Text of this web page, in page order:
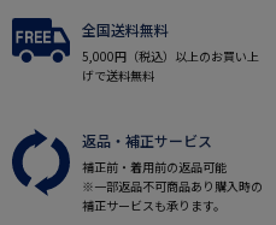
全国送料無料
5,000円（税込）以上のお買い上
げで送料無料
返品・補正サービス
補正前・着用前の返品可能
※一部返品不可商品あり購入時の
補正サービスも承ります。